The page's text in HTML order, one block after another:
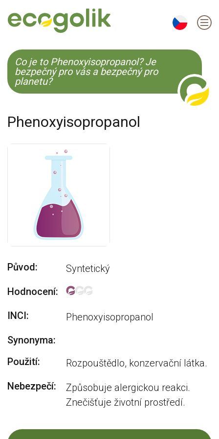
EN ES KO
Co je to Phenoxyisopropanol? Je
bezpečný pro vás a bezpečný pro
planetu?
Phenoxyisopropanol
Původ:
Syntetický
Hodnocení:
INCI:
Phenoxyisopropanol
Synonyma:
Použití:
Rozpouštědlo, konzervační látka.
Nebezpečí:
Způsobuje alergickou reakci.
Znečišťuje životní prostředí.